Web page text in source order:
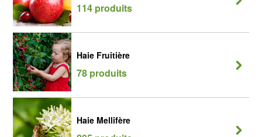
114 produits
Haie Fruitière
78 produits
Haie Mellifère